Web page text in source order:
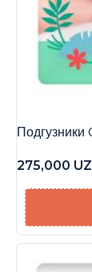
Подгузники
275,000